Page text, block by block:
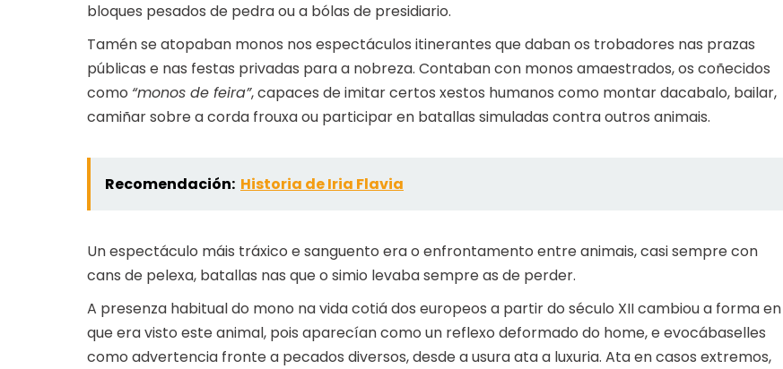
bloques pesados de pedra ou a bólas de presidiario.
Tamén se atopaban monos nos espectáculos itinerantes que daban os trobadores nas prazas
públicas e nas festas privadas para a nobreza. Contaban con monos amaestrados, os coñecidos
como “monos de feira”, capaces de imitar certos xestos humanos como montar dacabalo, bailar,
camiñar sobre a corda frouxa ou participar en batallas simuladas contra outros animais.
Recomendación: Historia de Iria Flavia
Un espectáculo máis tráxico e sanguento era o enfrontamento entre animais, casi sempre con
cans de pelexa, batallas nas que o simio levaba sempre as de perder.
A presenza habitual do mono na vida cotiá dos europeos a partir do século XII cambiou a forma en
que era visto este animal, pois aparecían como un reflexo deformado do home, e evocábaselles
como advertencia fronte a pecados diversos, desde a usura ata a luxuria. Ata en casos extremos,